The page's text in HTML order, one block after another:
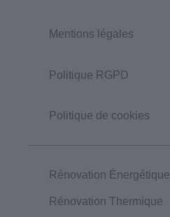
Mentions légales
Politique RGPD
Politique de cookies
Rénovation Énergétique
Rénovation Thermique